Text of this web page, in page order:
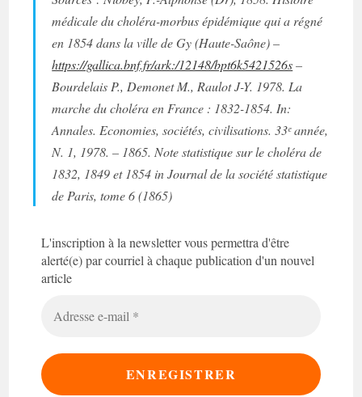
médicale du choléra-morbus épidémique qui a régné
en 1854 dans la ville de Gy (Haute-Saône) –
https://gallica.bnf.fr/ark:/12148/bpt6k5421526s–
Bourdelais P., Demonet M., Raulot J-Y. 1978. La
marche du choléra en France : 1832-1854. In:
Annales. Economies, sociétés, civilisations. 33ᵉ année,
N. 1, 1978. – 1865. Note statistique sur le choléra de
1832, 1849 et 1854 in Journal de la société statistique
de Paris, tome 6 (1865)
L'inscription à la newsletter vous permettra d'être
alerté(e) par courriel à chaque publication d'un nouvel
article